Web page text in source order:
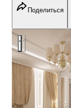
Поделиться
Quest room